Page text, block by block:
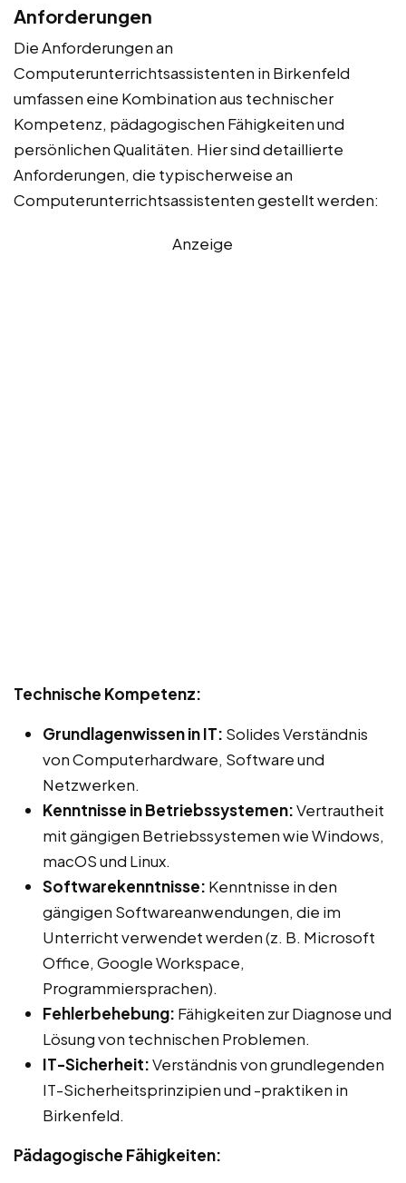
Anforderungen
Die Anforderungen an
Computerunterrichtsassistenten in Birkenfeld
umfassen eine Kombination aus technischer
Kompetenz, pädagogischen Fähigkeiten und
persönlichen Qualitäten. Hier sind detaillierte
Anforderungen, die typischerweise an
Computerunterrichtsassistenten gestellt werden:
Anzeige
Technische Kompetenz:
Grundlagenwissen in IT: Solides Verständnis
von Computerhardware, Software und
Netzwerken.
Kenntnisse in Betriebssystemen:Vertrautheit
mit gängigen Betriebssystemen wie Windows,
macOS und Linux.
Softwarekenntnisse: Kenntnisse in den
gängigen Softwareanwendungen, die im
Unterricht verwendet werden (z. B. Microsoft
Office, Google Workspace,
Programmiersprachen).
Fehlerbehebung: Fähigkeiten zur Diagnose und
Lösung von technischen Problemen.
IT-Sicherheit:Verständnis von grundlegenden
IT-Sicherheitsprinzipien und -praktiken in
Birkenfeld.
Pädagogische Fähigkeiten: